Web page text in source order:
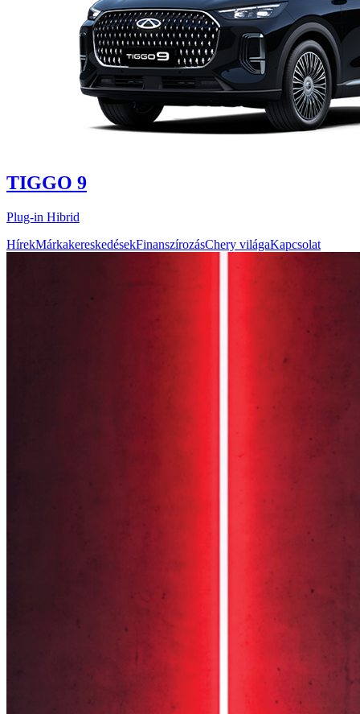
TIGGO 9
Plug-in Hibrid
HírekMárkakereskedésekFinanszírozásChery világaKapcsolat